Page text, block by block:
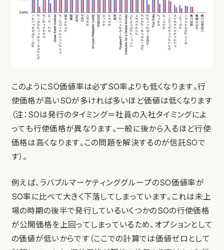
このようにSO価値率は必ずSO率よりも低くなります。行
使価格が高いSOが多ければ多いほど価値は低くなります
（注：SOは発行のタイミング＝社員の入社タイミングによ
っても行使価格が異なります。一般に後から入るほど行使
価格は高くなります。この問題を解決するのが信託SOで
す）。
例えば、ラバブルマーケティンググループのSO価値率が
SO率に比べて大きく下落してしまっています。これは未上
場の時期の後半で発行しているいくつかのSOの行使価格
が公開価格を上回ってしまっているため、オプションとして
の価値が低いからです（ここでの計算では価値ゼロとして